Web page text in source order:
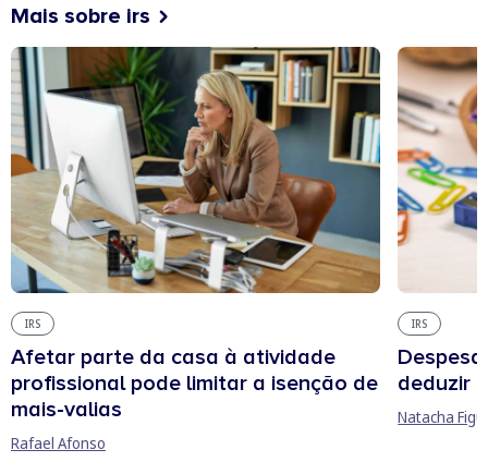
Mais sobre irs
IRS
Afetar parte da casa à atividade
profissional pode limitar a isenção de
mais-valias
Rafael Afonso
IRS
deduzir
Natacha